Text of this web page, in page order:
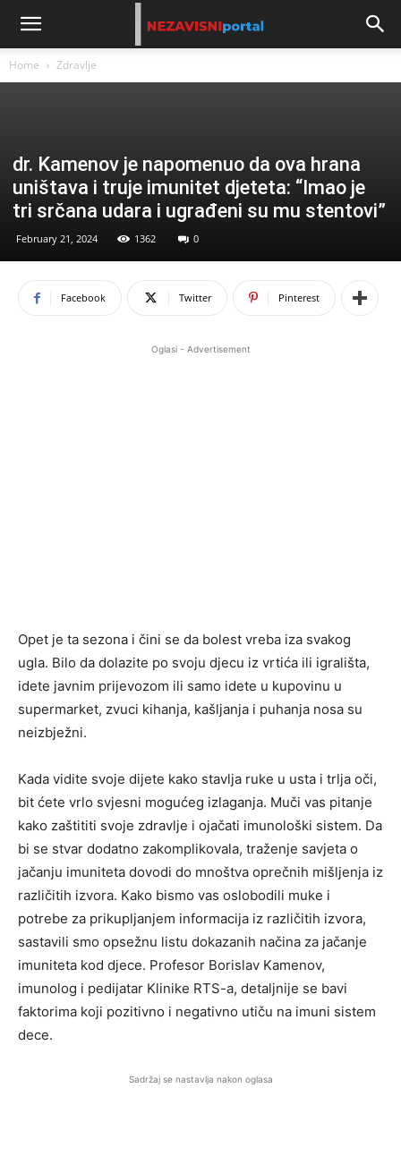
Home Zdravlje
dr. Kamenov je napomenuo da ova hrana
uništava i truje imunitet djeteta: “Imao je
tri srčana udara i ugrađeni su mu stentovi”
February 21, 2024 1362 0
Facebook Twitter Pinterest
Oglasi - Advertisement
Opet je ta sezona i čini se da bolest vreba iza svakog
ugla. Bilo da dolazite po svoju djecu iz vrtića ili igrališta,
idete javnim prijevozom ili samo idete u kupovinu u
supermarket, zvuci kihanja, kašljanja i puhanja nosa su
neizbježni.
Kada vidite svoje dijete kako stavlja ruke u usta i trlja oči,
bit ćete vrlo svjesni mogućeg izlaganja. Muči vas pitanje
kako zaštititi svoje zdravlje i ojačati imunološki sistem. Da
bi se stvar dodatno zakomplikovala, traženje savjeta o
jačanju imuniteta dovodi do mnoštva oprečnih mišljenja iz
različitih izvora. Kako bismo vas oslobodili muke i
potrebe za prikupljanjem informacija iz različitih izvora,
sastavili smo opsežnu listu dokazanih načina za jačanje
imuniteta kod djece. Profesor Borislav Kamenov,
imunolog i pedijatar Klinike RTS-a, detaljnije se bavi
faktorima koji pozitivno i negativno utiču na imuni sistem
dece.
Sadržaj se nastavlja nakon oglasa